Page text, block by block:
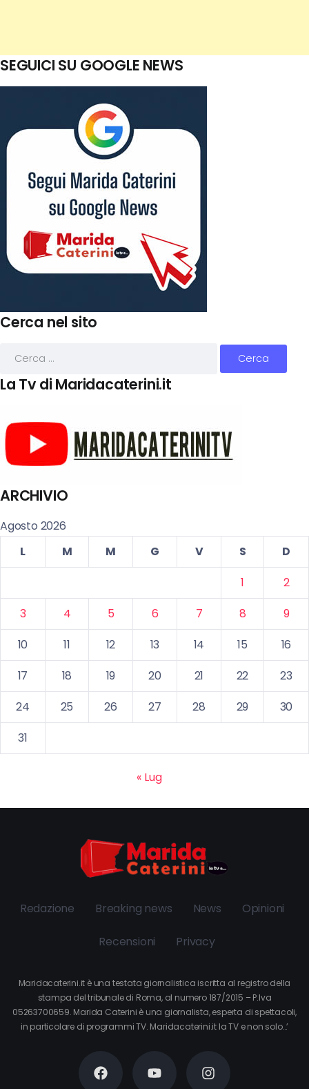
SEGUICI SU GOOGLE NEWS
Cerca nel sito
La Tv di Maridacaterini.it
ARCHIVIO
Agosto 2026
L
M M G V S
D
1
2
3
4 5 6 7 8
9
10
11 12 13 14 15
16
17
18 19 20 21 22
23
24
25 26 27 28 29
30
31
« Lug
Redazione Breaking news News Opinioni
Recensioni Privacy
Maridacaterini.it è una testata giornalistica iscritta al registro della
stampa del tribunale di Roma, al numero 187/2015 – P.Iva
05263700659. Marida Caterini è una giornalista, esperta di spettacoli,
in particolare di programmi TV. Maridacaterini.it la TV e non solo…’